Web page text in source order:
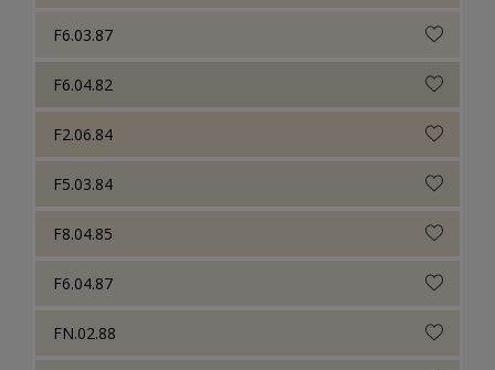
F6.03.87
F6.04.82
F2.06.84
F5.03.84
F8.04.85
F6.04.87
FN.02.88